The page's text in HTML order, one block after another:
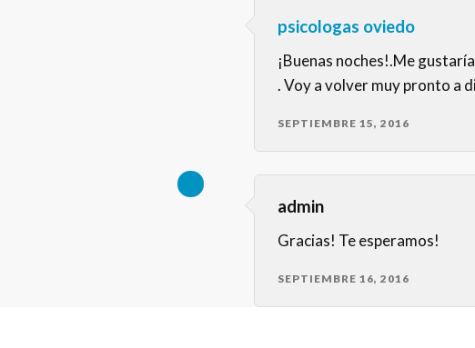
psicologas oviedo
¡Buenas noches!.Me
. Voy a volver muy pronto a
SEPTIEMBRE 15, 2016
admin
Gracias! Te esperamos!
SEPTIEMBRE 16, 2016